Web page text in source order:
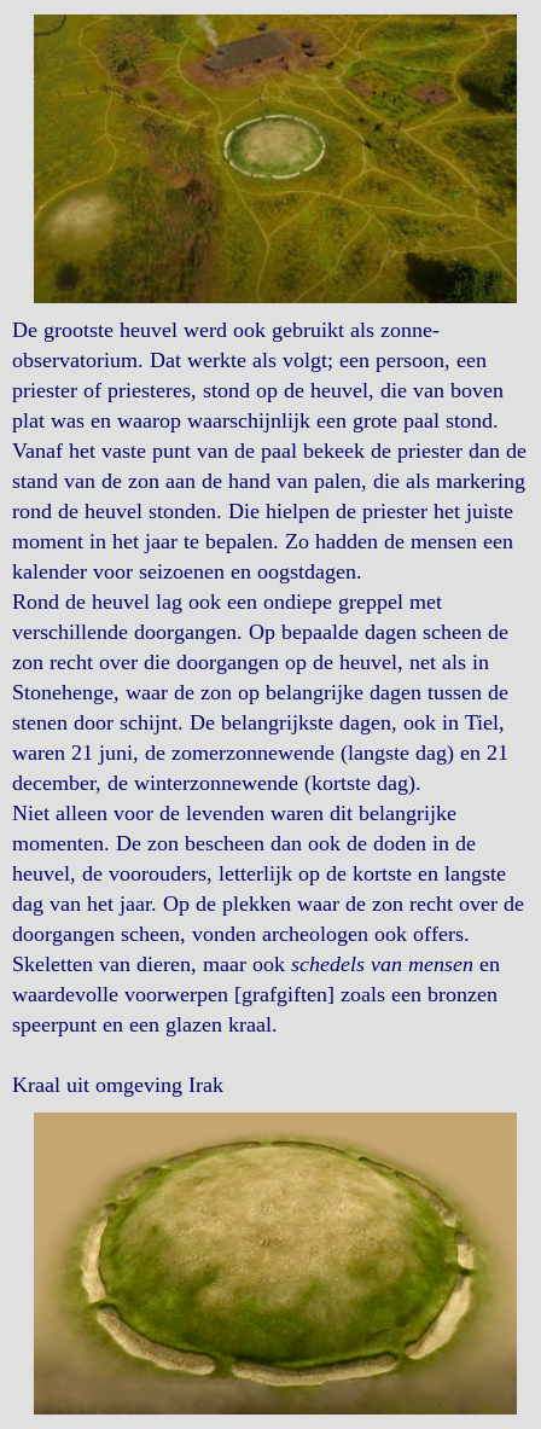
De grootste heuvel werd ook gebruikt als zonne-
observatorium. Dat werkte als volgt; een persoon, een
priester of priesteres, stond op de heuvel, die van boven
plat was en waarop waarschijnlijk een grote paal stond.
Vanaf het vaste punt van de paal bekeek de priester dan de
stand van de zon aan de hand van palen, die als markering
rond de heuvel stonden. Die hielpen de priester het juiste
moment in het jaar te bepalen. Zo hadden de mensen een
kalender voor seizoenen en oogstdagen.
Rond de heuvel lag ook een ondiepe greppel met
verschillende doorgangen. Op bepaalde dagen scheen de
zon recht over die doorgangen op de heuvel, net als in
Stonehenge, waar de zon op belangrijke dagen tussen de
stenen door schijnt. De belangrijkste dagen, ook in Tiel,
waren 21 juni, de zomerzonnewende (langste dag) en 21
december, de winterzonnewende (kortste dag).
Niet alleen voor de levenden waren dit belangrijke
momenten. De zon bescheen dan ook de doden in de
heuvel, de voorouders, letterlijk op de kortste en langste
dag van het jaar. Op de plekken waar de zon recht over de
doorgangen scheen, vonden archeologen ook offers.
Skeletten van dieren, maar ook schedels van mensen en
waardevolle voorwerpen [grafgiften] zoals een bronzen
speerpunt en een glazen kraal.
Kraal uit omgeving Irak